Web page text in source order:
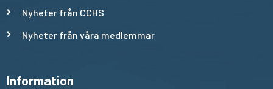
Nyheter från CCHS
Nyheter från våra medlemmar
Information